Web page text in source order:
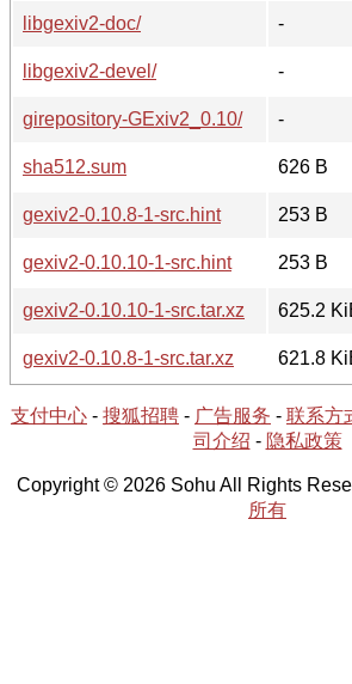
libgexiv2-doc/
-
libgexiv2-devel/
-
girepository-GExiv2_0.10/
-
sha512.sum
626 B
gexiv2-0.10.8-1-src.hint
253 B
gexiv2-0.10.10-1-src.hint
253 B
gexiv2-0.10.10-1-src.tar.xz
625.2
gexiv2-0.10.8-1-src.tar.xz
621.8
支付中心 - 搜狐招聘 - 广告服务 - 联系方
司介绍 - 隐私政策
Copyright © 2026 Sohu All Rights
所有